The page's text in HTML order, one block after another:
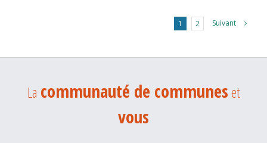
1 2 Suivant
La communauté de communeset
vous